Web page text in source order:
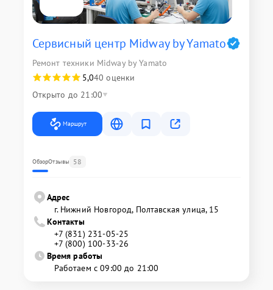
Сервисный центр Midway by Yamato
Ремонт техники Midway by Yamato
5,040 оценки
Открыто до 21:00
Маршрут
ОбзорОтзывы 58
Адрес
г. Нижний Новгород, Полтавская улица, 15
Контакты
+7 (831) 231-05-25
+7 (800) 100-33-26
Время работы
Работаем с 09:00 до 21:00